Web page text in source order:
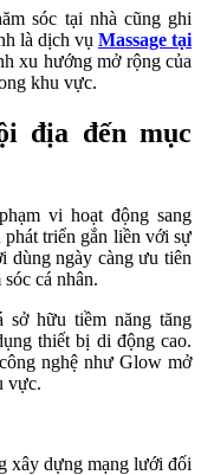
sóc tại nhà cũng ghi
là dịch vụ Massage tại
xu hướng mở rộng của
khu vực.
địa đến mục
vi hoạt động sang
triển gắn liền với sự
dùng ngày càng ưu tiên
cá nhân.
hữu tiềm năng tăng
thiết bị di động cao.
nghệ như Glow mở
vực.
xây dựng mạng lưới đối